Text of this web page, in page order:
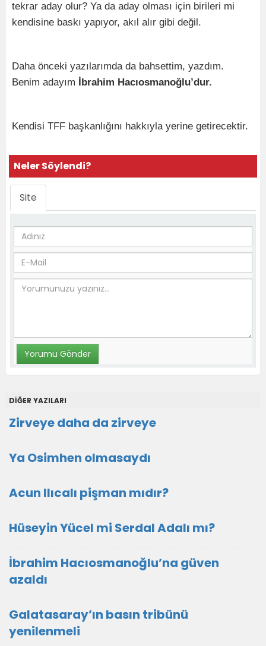
tekrar aday olur? Ya da aday olması için birileri mi
kendisine baskı yapıyor, akıl alır gibi değil.
Daha önceki yazılarımda da bahsettim, yazdım.
Benim adayım İbrahim Hacıosmanoğlu’dur.
Kendisi TFF başkanlığını hakkıyla yerine getirecektir.
Neler Söylendi?
Site
DİĞER YAZILARI
Zirveye daha da zirveye
Ya Osimhen olmasaydı
Acun Ilıcalı pişman mıdır?
Hüseyin Yücel mi Serdal Adalı mı?
İbrahim Hacıosmanoğlu’na güven
azaldı
Galatasaray’ın basın tribünü
yenilenmeli